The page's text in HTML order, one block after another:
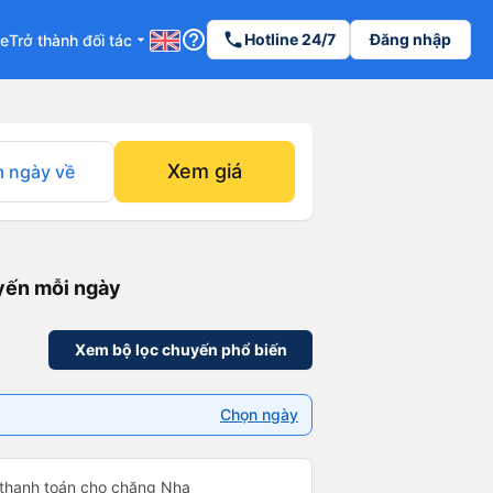
Trở thành đối tác arrow_drop_down help_outline phoneHotline 24/7 Đăng nhập
ngày về Xem giá
mỗi ngày
Xem bộ lọc chuyến phổ biến
Chọn ngày
toán cho chặng Nha